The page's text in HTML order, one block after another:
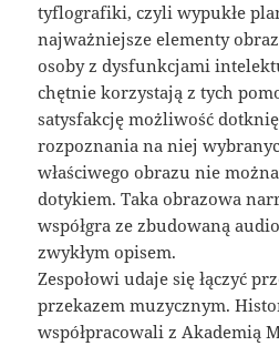
tyflografiki, czyli wypukłe
najważniejsze elementy
osoby z dysfunkcjami
chętnie korzystają z tych
satysfakcję możliwość
rozpoznania na niej
właściwego obrazu nie
dotykiem. Taka obrazowa
współgra ze zbudowaną
zwykłym opisem.
Zespołowi udaje się łączyć
przekazem muzycznym.
współpracowali z Akademią